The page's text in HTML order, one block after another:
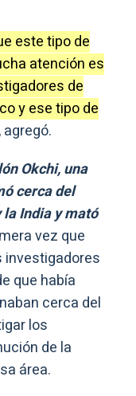
este tipo de
atención es
de
y ese tipo de
agregó.
Okchi, una
cerca del
India y mató
vez que
investigadores
que había
cerca del
los
de la
área.